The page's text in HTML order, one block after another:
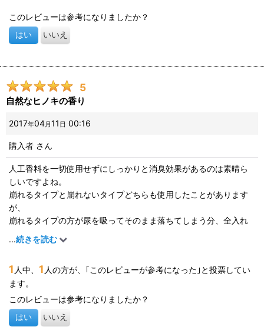
すのこのトイレだと、水分を含んだものはトレイに崩れて落ちる
との事。
はずが、一部は落ちて残りはそのままたまってしまいました。
もしかしたら、入れる量が多かったのかも。
とりあえず、オシッコは問題なくクリアしてくれましたが、大の
方が・・・・
以前の砂は小さく軽かったのですが、こちらは大きく少し重いの
ました(´；ω；｀)
残念ながら、お気に召さなかったので、却下となりました。
もう少し粒が小さいペレットがいいなーと思いました。
このレビューは参考になりましたか？
はい いいえ
5
自然なヒノキの香り
2017年04月11 日 00:16
購入者 さん
人工香料を一切使用せずにしっかりと消臭効果があるのは素晴ら
しいですよね。
崩れるタイプと崩れないタイプどちらも使用したことがあります
が、
崩れるタイプの方が尿を吸ってそのまま落ちてしまう分、全入れ
替えまでの消臭効果の持続力は高い気がしますね。（当たり
前？）
...続きを読む
1 人中、 1 人の方が、｢このレビューが参考になった｣と投票してい
ます。
このレビューは参考になりましたか？
はい いいえ